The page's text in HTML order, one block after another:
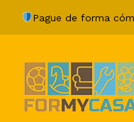
Pague de forma